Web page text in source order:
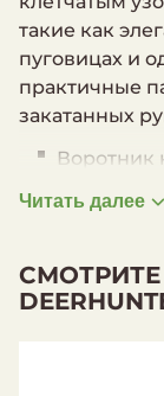
такие как
пуговицах и
практичные
закатанных
Воротник
Складки
Материалы
Читать далее